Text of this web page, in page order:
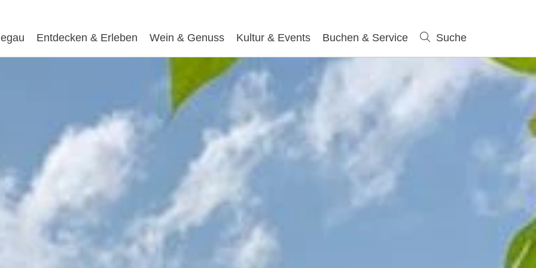
Entdecken & Erleben Wein & Genuss Kultur & Events Buchen & Service Suche